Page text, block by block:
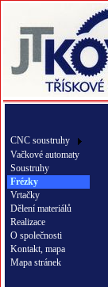
CNC soustruhy
Vačkové automaty
Soustruhy
Frézky
Vrtačky
Dělení materiálů
Realizace
O společnosti
Kontakt, mapa
Mapa stránek